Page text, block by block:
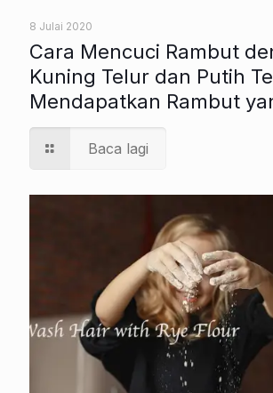
8 Julai 2020
Cara Mencuci Rambut
Kuning Telur dan Putih
Mendapatkan Rambut
Baca lagi